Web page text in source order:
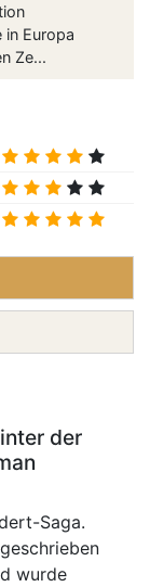
Europa
Ze...
der
Saga.
wurde